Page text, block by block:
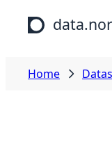
Skip to main content
Home